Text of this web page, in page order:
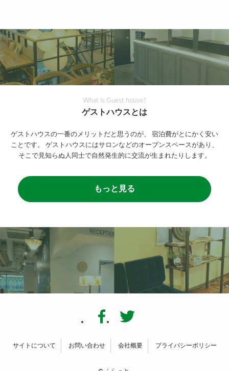
What is Guest house?
ゲストハウスとは
ゲストハウスの一番のメリットだと思うのが、
宿泊費がとにかく安い
ことです。
ゲストハウスにはサロンなどのオープンスペースがあり、
そこで見知らぬ人同士で自然発生的に交流が生まれたりします。
もっと見る
サイトについて お問い合わせ 会社概要 プライバシーポリシー